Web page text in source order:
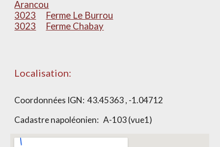
Arancou
3023
Ferme Le Burrou
3023
Ferme Chabay
Localisation:
Coordonnées IGN:43.45363 , -1.04712
Cadastre napoléonien: A-103 (vue1)